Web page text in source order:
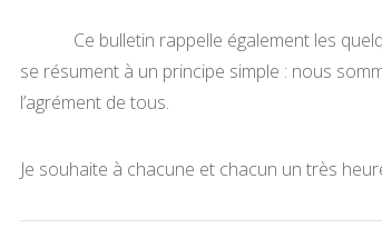
Ce bulletin rappelle également les
se résument à un principe simple : nous
l’agrément de tous.
Je souhaite à chacune et chacun un très